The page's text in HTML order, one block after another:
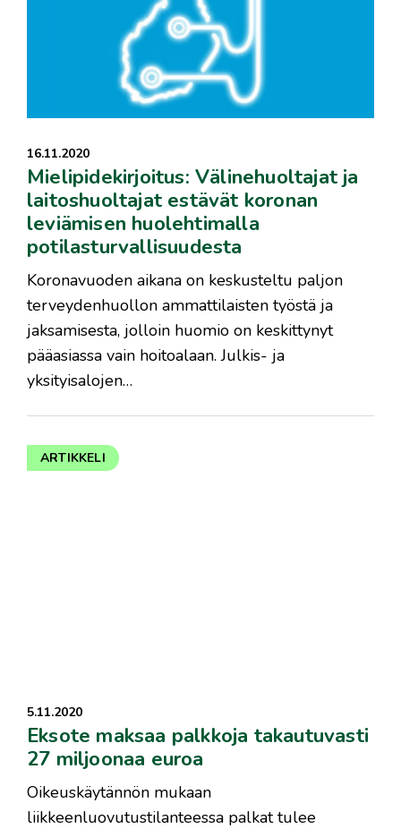
16.11.2020
Mielipidekirjoitus: Välinehuoltajat ja
laitoshuoltajat estävät koronan
leviämisen huolehtimalla
potilasturvallisuudesta
Koronavuoden aikana on keskusteltu paljon
terveydenhuollon ammattilaisten työstä ja
jaksamisesta, jolloin huomio on keskittynyt
pääasiassa vain hoitoalaan. Julkis- ja
yksityisalojen…
ARTIKKELI
5.11.2020
Eksote maksaa palkkoja takautuvasti
27 miljoonaa euroa
Oikeuskäytännön mukaan
liikkeenluovutustilanteessa palkat tulee